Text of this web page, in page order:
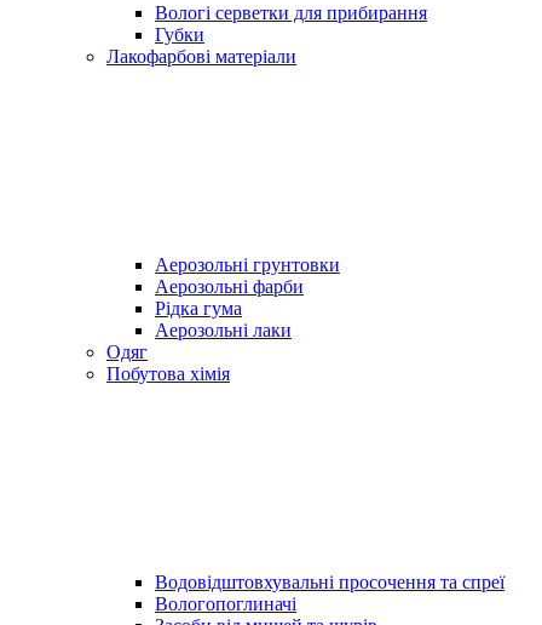
Вологі серветки для прибирання
Губки
Лакофарбові матеріали
Аерозольні грунтовки
Аерозольні фарби
Рідка гума
Аерозольні лаки
Одяг
Побутова хімія
Водовідштовхувальні просочення та спреї
Вологопоглиначі